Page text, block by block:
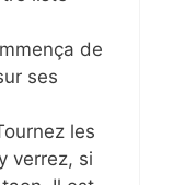
de
ses
les
verrez, si